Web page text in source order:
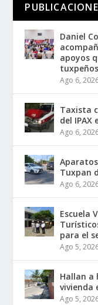
Daniel
apoyos
tuxpeños
Ago 6,
Taxista
del
Ago 6,
Tuxpan
Ago 6,
Escuela
para el
Ago 5,
Hallan a
vivienda
Ago 5,